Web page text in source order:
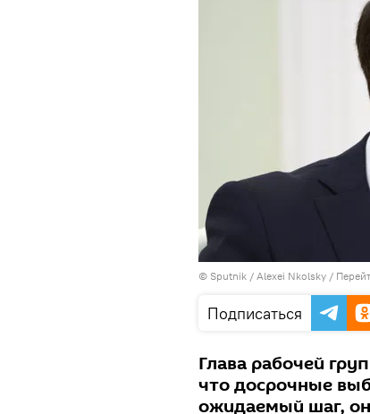
© Sputnik / Alexei Nkolsky /
Подписаться
Глава рабочей
что досрочные
ожидаемый шаг,